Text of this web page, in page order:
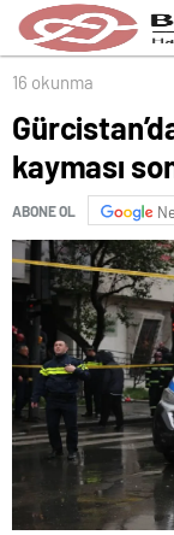
16 okunma
kayması
ABONE OL